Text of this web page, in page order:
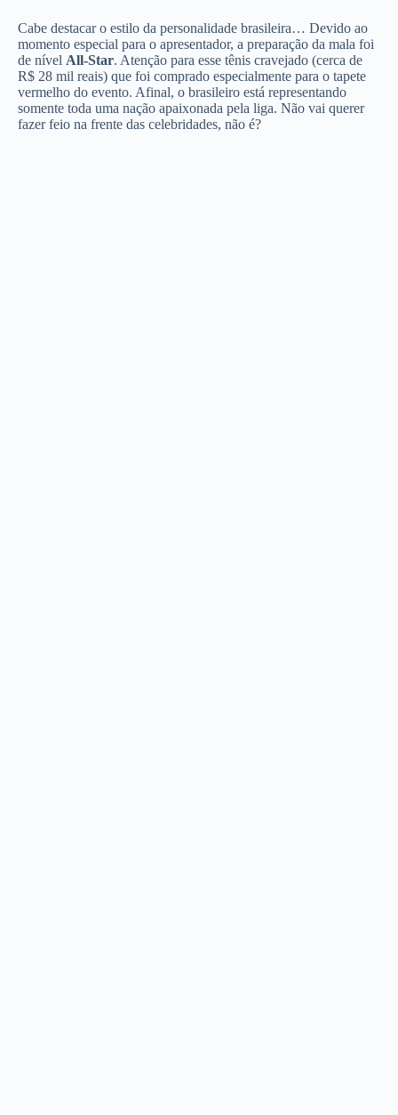
Cabe destacar o estilo da personalidade brasileira… Devido ao
momento especial para o apresentador, a preparação da mala foi
de nível All-Star. Atenção para esse tênis cravejado (cerca de
R$ 28 mil reais) que foi comprado especialmente para o tapete
vermelho do evento. Afinal, o brasileiro está representando
somente toda uma nação apaixonada pela liga. Não vai querer
fazer feio na frente das celebridades, não é?